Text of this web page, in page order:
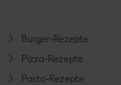
Burger-Rezepte
Pizza-Rezepte
Pasta-Rezepte